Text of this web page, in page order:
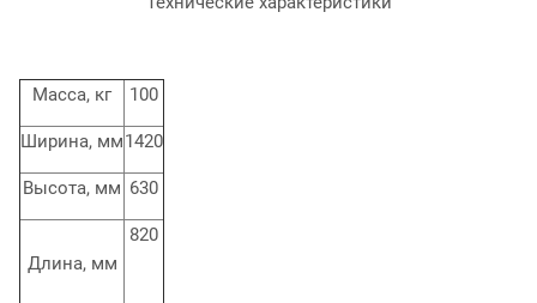
Масса, кг 100
Ширина, мм1420
Высота, мм 630
Длина, мм
820